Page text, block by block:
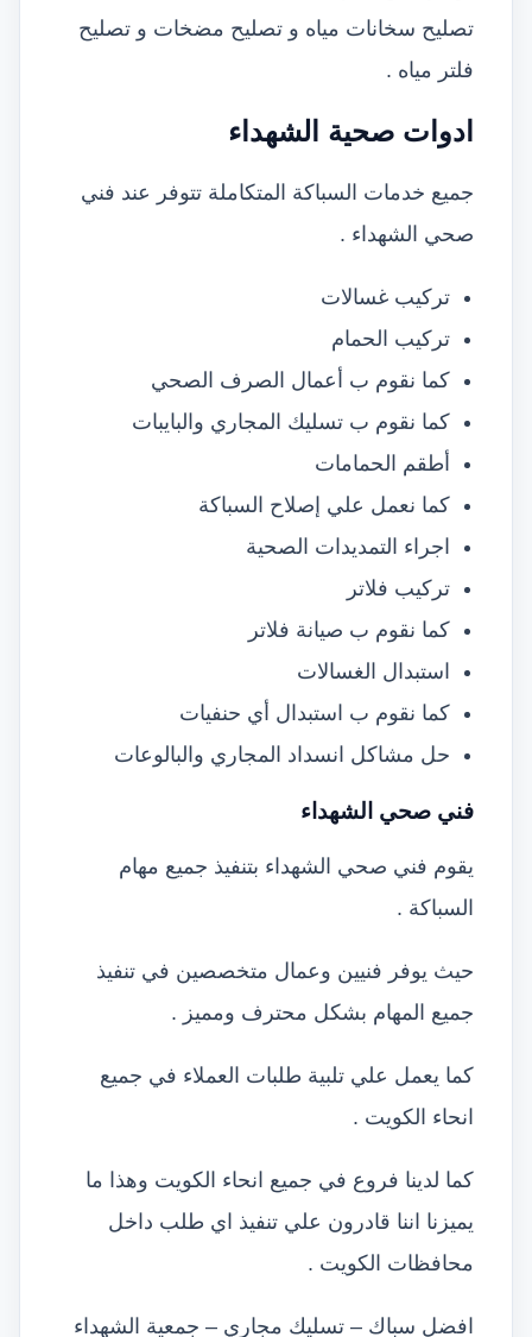
تصليح سخانات مياه و تصليح مضخات و تصليح
فلتر مياه .
ادوات صحية الشهداء
جميع خدمات السباكة المتكاملة تتوفر عند فني
صحي الشهداء .
تركيب غسالات
تركيب الحمام
كما نقوم ب أعمال الصرف الصحي
كما نقوم ب تسليك المجاري والبايبات
أطقم الحمامات
كما نعمل علي إصلاح السباكة
اجراء التمديدات الصحية
تركيب فلاتر
كما نقوم ب صيانة فلاتر
استبدال الغسالات
كما نقوم ب استبدال أي حنفيات
حل مشاكل انسداد المجاري والبالوعات
فني صحي الشهداء
يقوم فني صحي الشهداء بتنفيذ جميع مهام
السباكة .
حيث يوفر فنيين وعمال متخصصين في تنفيذ
جميع المهام بشكل محترف ومميز .
كما يعمل علي تلبية طلبات العملاء في جميع
انحاء الكويت .
كما لدينا فروع في جميع انحاء الكويت وهذا ما
يميزنا اننا قادرون علي تنفيذ اي طلب داخل
محافظات الكويت .
افضل سباك – تسليك مجاري – جمعية الشهداء